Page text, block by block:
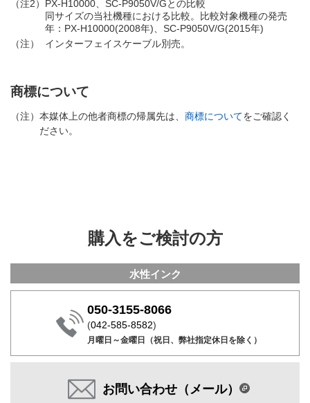
（注2） PX-H10000、SC-P9050V/Gとの比較
同サイズの当社機種における比較。比較対象機種の発売
年：PX-H10000(2008年)、SC-P9050V/G(2015年)
（注）
インターフェイスケーブル別売。
商標について
（注） 本媒体上の他者商標の帰属先は、 商標についてをご確認く
ださい。
購入をご検討の方
水性インク
050-3155-8066
(042-585-8582)
月曜日～金曜日（祝日、弊社指定休日を除く）
お問い合わせ（メール）